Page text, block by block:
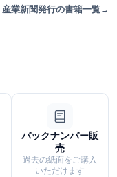
産業新聞発行の書籍一覧
バックナンバー販
売
過去の紙面をご購入
いただけます